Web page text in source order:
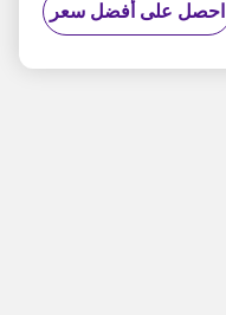
Kiosk ، طراز Sankyo Ncr
3R6940
احصل على أفضل سعر